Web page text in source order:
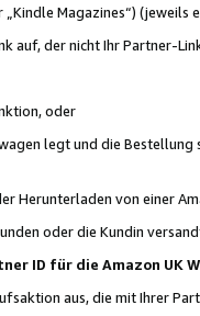
Magazines“) (jeweils
der nicht Ihr Partner-
oder
legt und die
Herunterladen von einer
oder die Kundin
ID für die Amazon UK
aus, die mit Ihrer